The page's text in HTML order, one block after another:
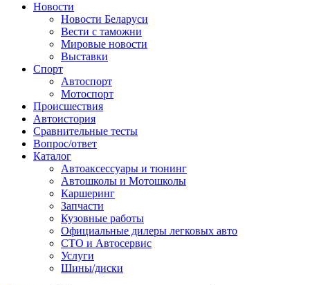
Сайт про автомобили
Новости
Новости Беларуси
Вести с таможни
Мировые новости
Выставки
Спорт
Автоспорт
Мотоспорт
Происшествия
Автоистория
Сравнительные тесты
Вопрос/ответ
Каталог
Автоакcессуары и тюнинг
Автошколы и Мотошколы
Каршеринг
Запчасти
Кузовные работы
Официальные дилеры легковых авто
СТО и Автосервис
Услуги
Шины/диски